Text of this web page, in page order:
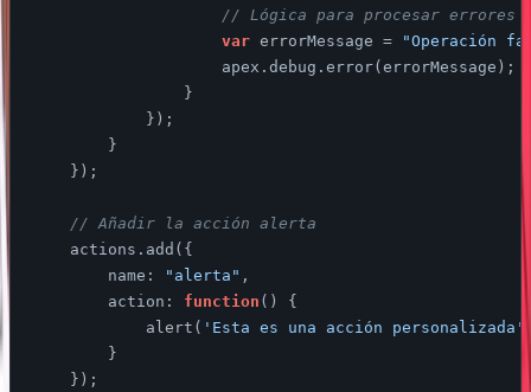
// Lógica para procesar errores
var errorMessage =
"Operación
                    apex.debug.error(errorMessage);
                }
            });
        }
    });
// Añadir la acción alerta
    actions.add({
name : "alerta" ,
action : function ( ) {
            alert(
'Esta es una acción personalizada'
        }
    });